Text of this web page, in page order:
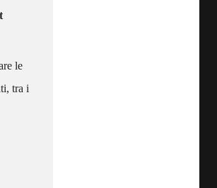
le
tra i